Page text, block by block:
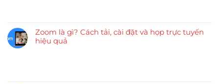
Zoom là gì? Cách tải, cài đặt và họp trực tuyến
hiệu quả